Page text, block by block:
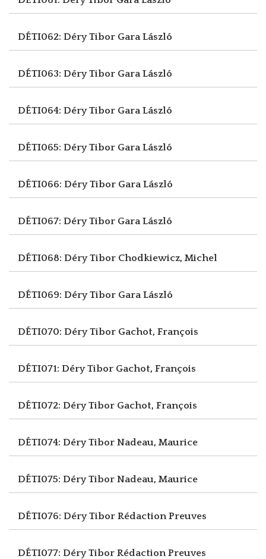
DÉTI062: Déry Tibor Gara László
DÉTI063: Déry Tibor Gara László
DÉTI064: Déry Tibor Gara László
DÉTI065: Déry Tibor Gara László
DÉTI066: Déry Tibor Gara László
DÉTI067: Déry Tibor Gara László
DÉTI068: Déry Tibor Chodkiewicz, Michel
DÉTI069: Déry Tibor Gara László
DÉTI070: Déry Tibor Gachot, François
DÉTI071: Déry Tibor Gachot, François
DÉTI072: Déry Tibor Gachot, François
DÉTI074: Déry Tibor Nadeau, Maurice
DÉTI075: Déry Tibor Nadeau, Maurice
DÉTI076: Déry Tibor Rédaction Preuves
DÉTI077: Déry Tibor Rédaction Preuves